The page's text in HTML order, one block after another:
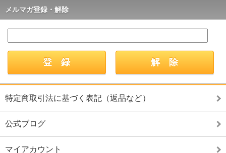
メルマガ登録・解除
特定商取引法に基づく表記（返品など）
公式ブログ
マイアカウント